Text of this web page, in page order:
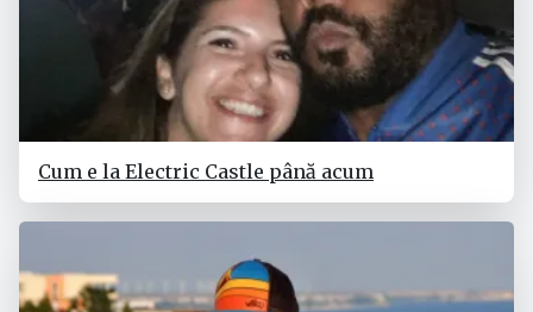
Cum e la Electric Castle până acum